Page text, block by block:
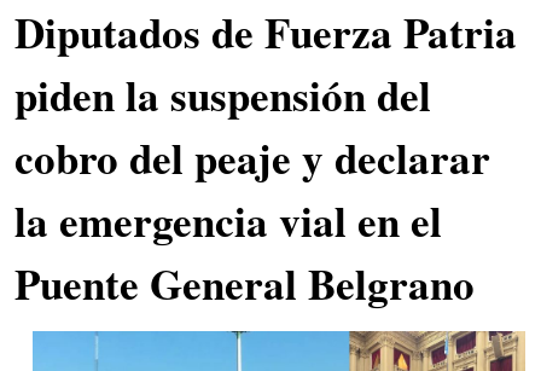
Diputados de Fuerza Patria
piden la suspensión del
cobro del peaje y declarar
la emergencia vial en el
Puente General Belgrano